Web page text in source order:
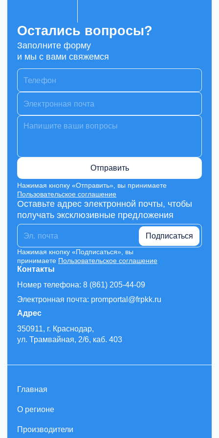
✅ Бизнес-план в подарок — чёткая стратегия
запуска и масштабирования
🚚 Доставка по всей России
Работаем со всеми транспортными компаниями:
ПЭК, Деловые Линии, Энергия, КИТ и другие.
Быстро, надёжно, в любую точку страны.
🤝 Ваш партнёр на годы вперёд
Мы не просто продаём станки — мы
вкладываемся в ваш успех.
Наши клиенты — это сообщество мастеров,
предпринимателей и производственников,
которые растут вместе с нами.
Выбирая нас, вы получаете не оборудование, а
возможность —
возможность зарабатывать, развиваться и
строить своё дело с уверенностью.
Контакты
Номер телефона: 8 (861) 205-44-09
Электронная почта: promportal@frpkk.ru
Адрес
350911, г. Краснодар,
ул. Трамвайная, 2/6, каб. 403
Остались вопросы?
Заполните форму
и мы с вами свяжемся
Отправить
Нажимая кнопку «Отправить», вы принимаете
Пользовательское соглашение
Оставьте адрес электронной почты, чтобы
получать эксклюзивные предложения
Подписаться
Нажимая кнопку «Подписаться», вы
принимаете Пользовательское соглашение
Главная
О регионе
Производители